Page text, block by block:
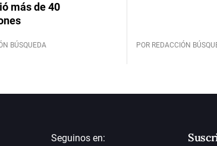
más de 40
BÚSQUEDA POR REDACCIÓN
Seguinos en: